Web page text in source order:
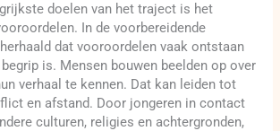
doelen van het traject is het
In de voorbereidende
dat vooroordelen vaak ontstaan
is. Mensen bouwen beelden op over
verhaal te kennen. Dat kan leiden tot
en afstand. Door jongeren in contact
culturen, religies en achtergronden,